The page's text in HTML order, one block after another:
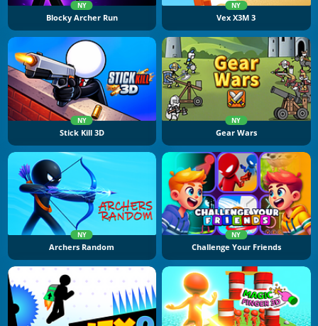
NY
Blocky Archer Run
NY
Vex X3M 3
NY
Stick Kill 3D
NY
Gear Wars
NY
Archers Random
NY
Challenge Your Friends